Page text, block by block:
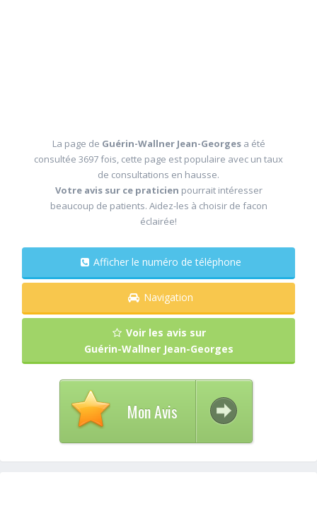
La page de Guérin-Wallner Jean-Georges a été
consultée 3697 fois, cette page est populaire avec un taux
de consultations en hausse.
Votre avis sur ce praticien pourrait intéresser
beaucoup de patients. Aidez-les à choisir de facon
éclairée!
Afficher le numéro de téléphone
Navigation
Voir les avis sur
Guérin-Wallner Jean-Georges
Mon Avis